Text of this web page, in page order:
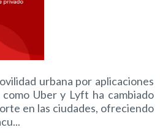
urbana por aplicaciones
Uber y Lyft ha cambiado
en las ciudades, ofreciendo